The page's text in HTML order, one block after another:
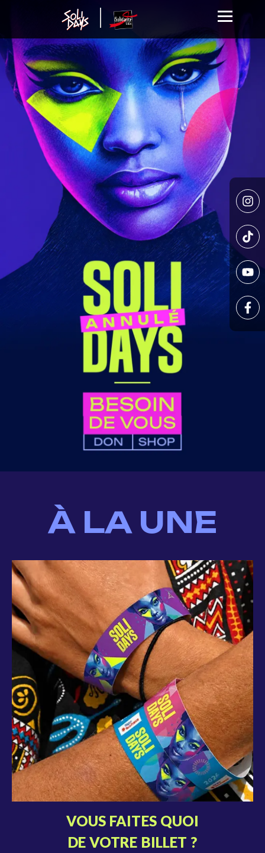
À LA UNE
VOUS FAITES QUOI
DE VOTRE BILLET ?